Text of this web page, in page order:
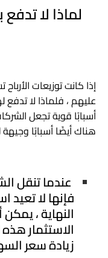
لماذا لا
إذا كانت توزيعات
عليهم ، فلماذا لا
أسبابًا قوية تجعل
هناك أيضًا أسبابًا
عندما تنقل
فإنها لا
النهاية ،
الاستثمار
زيادة سعر